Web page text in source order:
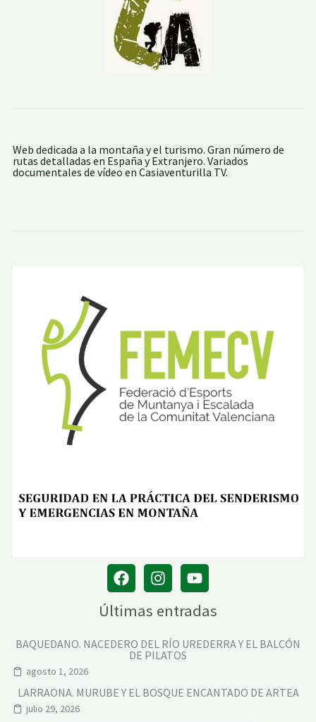
Web dedicada a la montaña y el turismo. Gran número de
rutas detalladas en España y Extranjero. Variados
documentales de vídeo en Casiaventurilla TV.
Últimas entradas
BAQUEDANO. NACEDERO DEL RÍO UREDERRA Y EL BALCÓN
DE PILATOS
agosto 1, 2026
LARRAONA. MURUBE Y EL BOSQUE ENCANTADO DE ARTEA
julio 29, 2026